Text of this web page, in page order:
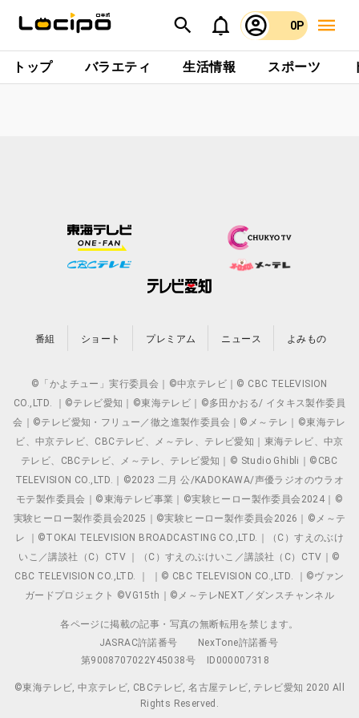
0P
トップ バラエティ 生活情報 スポーツ
番組 ショート プレミアム ニュース よみもの
©「かよチュー」実行委員会｜©中京テレビ｜© CBC TELEVISION
CO.,LTD. ｜©テレビ愛知｜©東海テレビ｜©多田かおる/ イタキス製作委員
会｜©テレビ愛知・フリュー／徹之進製作委員会｜©メ～テレ｜©東海テレ
ビ、中京テレビ、CBCテレビ、メ～テレ、テレビ愛知｜東海テレビ、中京
テレビ、CBCテレビ、メ～テレ、テレビ愛知｜© Studio Ghibli｜©CBC
TELEVISION CO.,LTD.｜©2023 二月 公/KADOKAWA/声優ラジオのウラオ
モテ製作委員会｜©東海テレビ事業｜©実験ヒーロー製作委員会2024｜©
実験ヒーロー製作委員会2025｜©実験ヒーロー製作委員会2026｜©メ～テ
レ ｜©TOKAI TELEVISION BROADCASTING CO.,LTD.｜（C）すえのぶけ
いこ／講談社（C）CTV ｜（C）すえのぶけいこ／講談社（C）CTV｜©
CBC TELEVISION CO.,LTD. ｜ ｜© CBC TELEVISION CO.,LTD. ｜©ヴァン
ガードプロジェクト ©VG15th｜©メ～テレNEXT／ダンスチャンネル
各ページに掲載の記事・写真の無断転用を禁じます。
JASRAC許諾番号
NexTone許諾番号
第9008707022Y45038号
ID000007318
©東海テレビ, 中京テレビ, CBCテレビ, 名古屋テレビ, テレビ愛知 2020 All
Rights Reserved.